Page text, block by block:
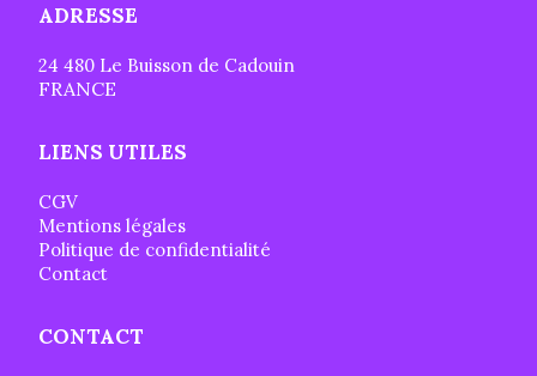
ADRESSE
24 480 Le Buisson de Cadouin
FRANCE
LIENS UTILES
CGV
Mentions légales
Politique de confidentialité
Contact
CONTACT